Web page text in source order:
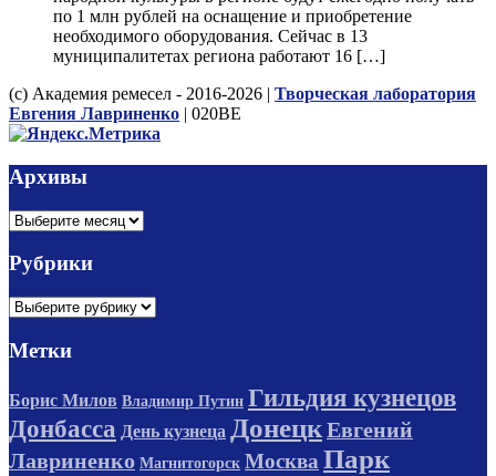
по 1 млн рублей на оснащение и приобретение
необходимого оборудования. Сейчас в 13
муниципалитетах региона работают 16 […]
(с) Академия ремесел - 2016-2026 | Творческая лаборатория
Евгения Лавриненко | 020BE
Архивы
Архивы
Рубрики
Рубрики
Метки
Борис Милов Владимир Путин Гильдия кузнецов
Донбасса День кузнеца ДонецкЕвгений
Лавриненко Магнитогорск Москва Парк